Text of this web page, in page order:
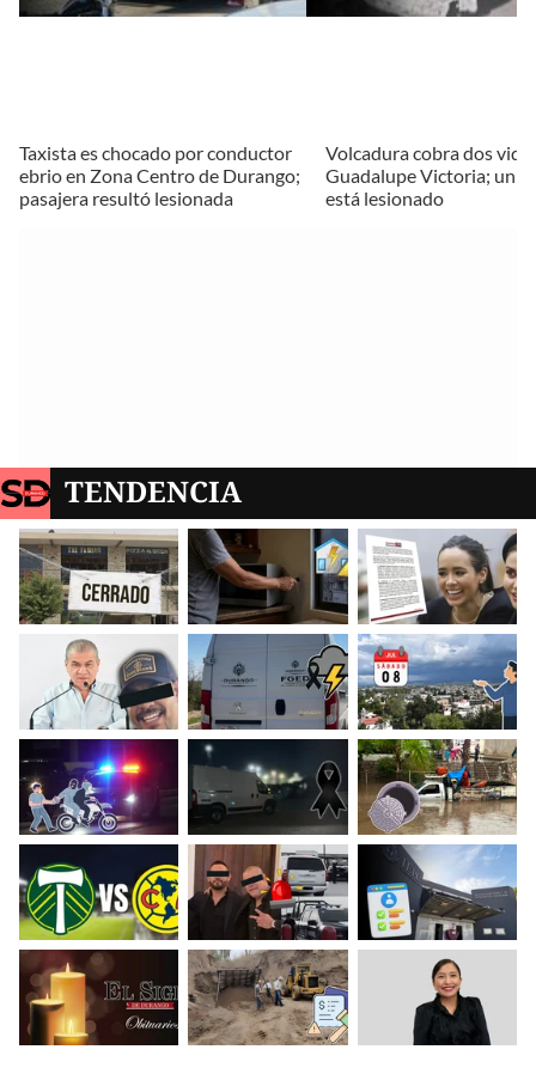
Taxista es chocado por conductor
ebrio en Zona Centro de Durango;
pasajera resultó lesionada
Volcadura cobra dos
Guadalupe Victoria; un
está lesionado
TENDENCIA